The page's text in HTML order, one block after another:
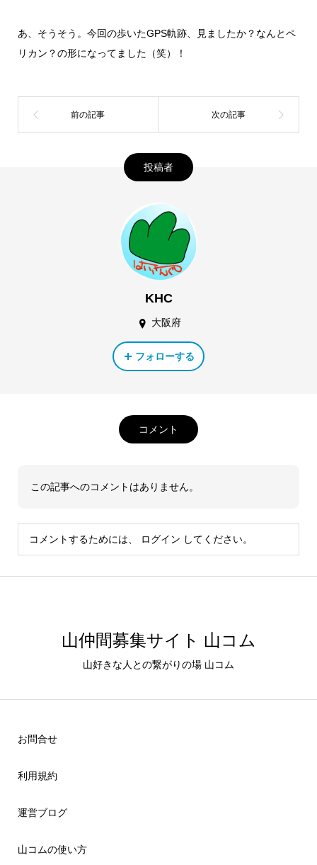
あ、そうそう。今回の歩いたGPS軌跡、見ましたか？なんとペ
リカン？の形になってました（笑）！
投稿者
KHC
大阪府
フォローする
コメント
この記事へのコメントはありません。
コメントするためには、 ログイン してください。
山仲間募集サイト 山コム
山好きな人との繋がりの場 山コム
お問合せ
利用規約
運営ブログ
山コムの使い方